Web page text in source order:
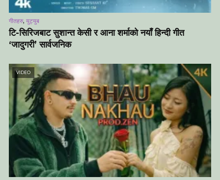
गीतहरु, युट्युब
टि-सिरिजबाट सुशान्त केसी र आना शर्माको नयाँ हिन्दी गीत
‘जादुगरी’ सार्वजनिक
VIDEO